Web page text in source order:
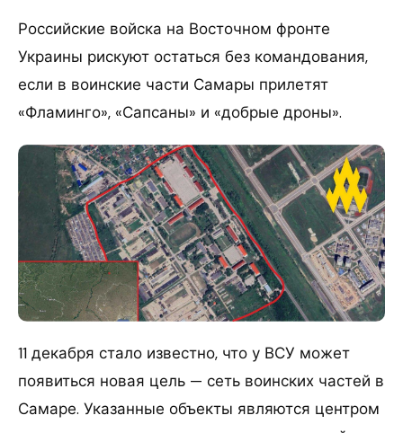
Российские войска на Восточном фронте
Украины рискуют остаться без командования,
если в воинские части Самары прилетят
«Фламинго», «Сапсаны» и «добрые дроны».
11 декабря стало известно, что у ВСУ может
появиться новая цель — сеть воинских частей в
Самаре. Указанные объекты являются центром